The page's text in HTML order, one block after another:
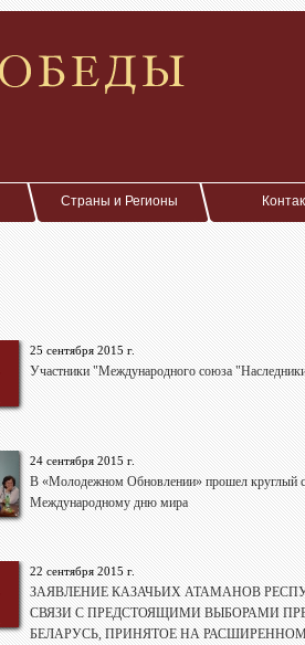
Страны и Регионы
25 сентября 2015 г.
Участники "Международного союза
24 сентября 2015 г.
В «Молодежном Обновлении» прошел круглый
Международному дню мира
22 сентября 2015 г.
ЗАЯВЛЕНИЕ КАЗАЧЬИХ АТАМАНОВ
СВЯЗИ С ПРЕДСТОЯЩИМИ ВЫБОРАМИ
БЕЛАРУСЬ, ПРИНЯТОЕ НА